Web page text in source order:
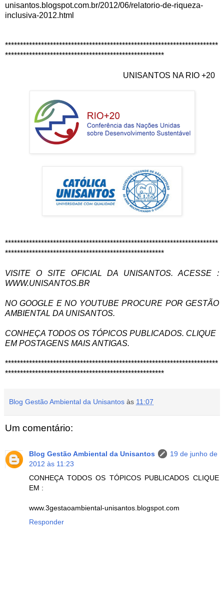
unisantos.blogspot.com.br/2012/06/relatorio-de-riqueza-
inclusiva-2012.html
***********************************************************************
*****************************************************
UNISANTOS NA RIO +20
***********************************************************************
*****************************************************
VISITE O SITE OFICIAL DA UNISANTOS. ACESSE :
WWW.UNISANTOS.BR
NO GOOGLE E NO YOUTUBE PROCURE POR GESTÃO
AMBIENTAL DA UNISANTOS.
CONHEÇA TODOS OS TÓPICOS PUBLICADOS. CLIQUE
EM POSTAGENS MAIS ANTIGAS.
***********************************************************************
*****************************************************
Blog Gestão Ambiental da Unisantos às 11:07
Um comentário:
Blog Gestão Ambiental da Unisantos
19 de junho de
2012 às 11:23
CONHEÇA TODOS OS TÓPICOS PUBLICADOS CLIQUE
EM :
www.3gestaoambiental-unisantos.blogspot.com
Responder